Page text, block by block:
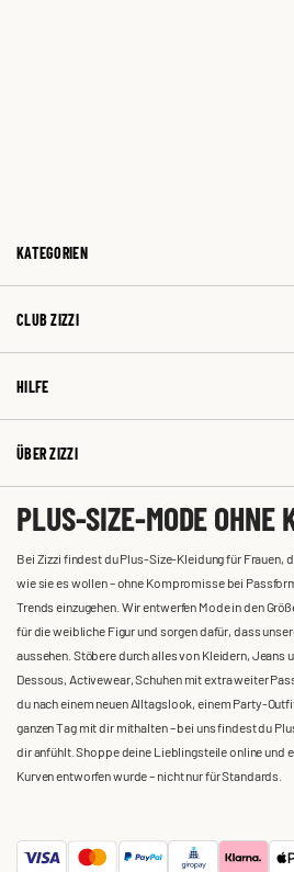
KATEGORIEN
CLUB ZIZZI
HILFE
ÜBER ZIZZI
PLUS-SIZE-MODE OHNE
Bei Zizzi findest du Plus-Size-Kleidung für Frauen,
wie sie es wollen – ohne Kompromisse bei
Trends einzugehen. Wir entwerfen Mode in den
für die weibliche Figur und sorgen dafür, dass
aussehen. Stöbere durch alles von Kleidern, Jeans
Dessous, Activewear, Schuhen mit extra weiter
du nach einem neuen Alltagslook, einem Party-
ganzen Tag mit dir mithalten – bei uns findest du
dir anfühlt. Shoppe deine Lieblingsteile online und
Kurven entworfen wurde – nicht nur für Standards.